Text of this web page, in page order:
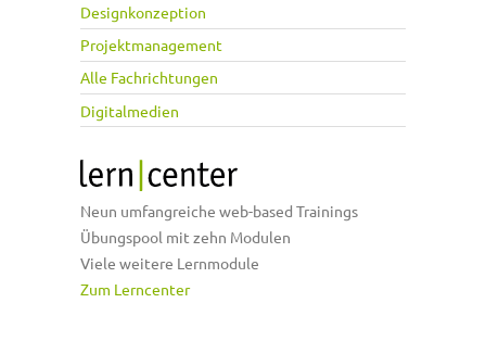
Designkonzeption
Projektmanagement
Alle Fachrichtungen
Digitalmedien
Neun umfangreiche web-based Trainings
Übungspool mit zehn Modulen
Viele weitere Lernmodule
Zum Lerncenter